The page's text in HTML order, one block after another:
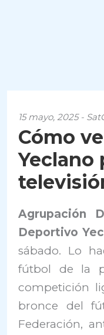
15 mayo, 2025 -
Cómo
Agrupación
Deportivo
sábado. Lo
fútbol de la
competición
bronce del
Federación,